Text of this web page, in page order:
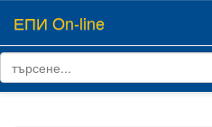
ЕПИ On-line